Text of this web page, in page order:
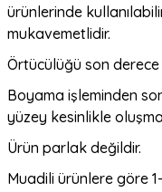
ürünlerinde
mukavemetlidir.
Örtücülüğü son derece
Boyama işleminden
yüzey kesinlikle
Ürün parlak değildir.
Muadili ürünlere göre